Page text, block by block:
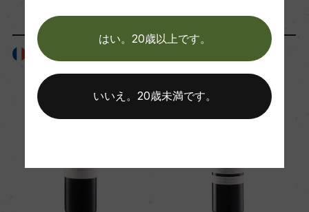
5.5ha
20hl/ha
フランス
はい。20歳以上です。
いいえ。20歳未満です。